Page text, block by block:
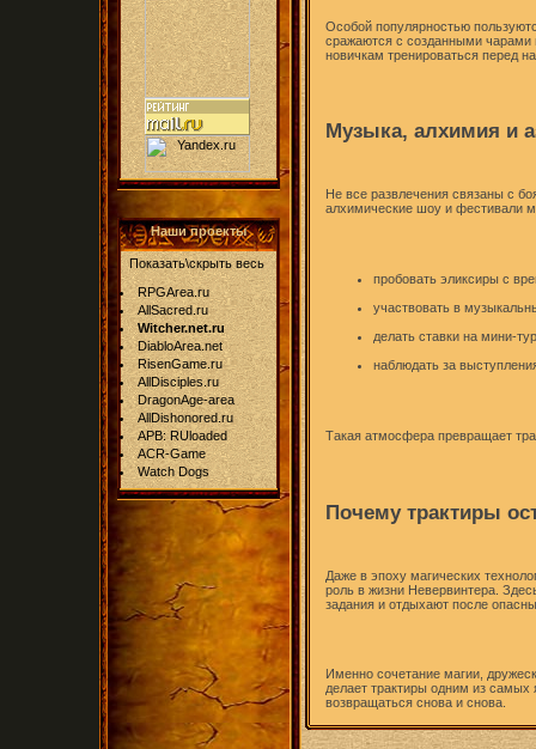
Наши проекты
Показать\скрыть весь
RPGArea.ru
AllSacred.ru
Witcher.net.ru
DiabloArea.net
RisenGame.ru
AllDisciples.ru
DragonAge-area
AllDishonored.ru
APB: RUloaded
ACR-Game
Watch Dogs
Особой популярностью
сражаются с созданными чарами
новичкам тренироваться перед
Музыка, алхимия и
Не все развлечения связаны с
алхимические шоу и фестивали
пробовать эликсиры с
участвовать в
делать ставки на мини-
наблюдать за
Такая атмосфера превращает
Почему трактиры
Даже в эпоху магических
роль в жизни Невервинтера.
задания и отдыхают после
Именно сочетание магии,
делает трактиры одним из самых
возвращаться снова и снова.